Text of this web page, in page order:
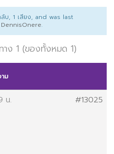
, 1 เสียง, and was last
DennisOnere.
ง 1 (ของทั้งหมด 1)
ม
น. #13025